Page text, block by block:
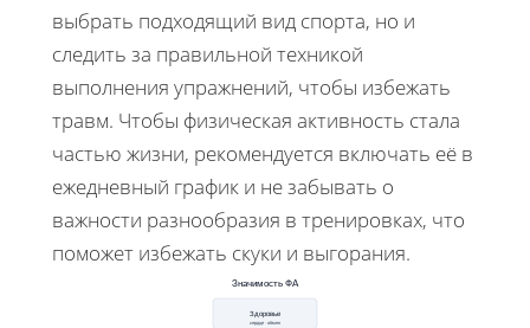
выбрать подходящий вид спорта, но и
следить за правильной техникой
выполнения упражнений, чтобы избежать
травм. Чтобы физическая активность стала
частью жизни, рекомендуется включать её в
ежедневный график и не забывать о
важности разнообразия в тренировках, что
поможет избежать скуки и выгорания.
Значимость ФА
Здоровье
сердце · обмен